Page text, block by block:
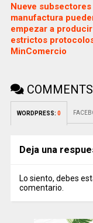
Nueve subsectores
manufactura
empezar a
estrictos
MinComercio
COMMENTS
WORDPRESS: 0
Deja una
Lo siento, debes
comentario.